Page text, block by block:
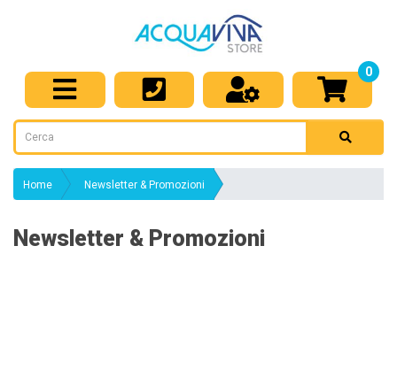
0
Home Newsletter & Promozioni
Newsletter & Promozioni